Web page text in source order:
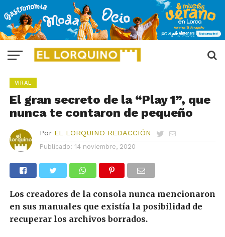
VIRAL
El gran secreto de la “Play 1”, que
nunca te contaron de pequeño
Por EL LORQUINO REDACCIÓN
Publicado: 14 noviembre, 2020
Los creadores de la consola nunca mencionaron
en sus manuales que existía la posibilidad de
recuperar los archivos borrados.